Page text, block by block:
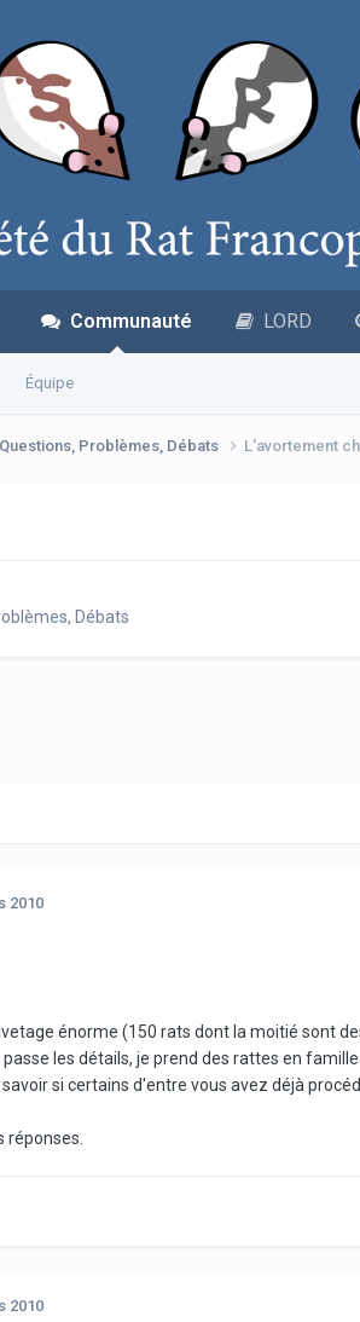
Communauté
Équipe
LORD
Questions, Problèmes, Débats L'avortement
Débats
2010
énorme (150 rats dont la moitié sont
passe les détails, je prend des rattes en
si certains d'entre vous avez déjà
réponses.
2010